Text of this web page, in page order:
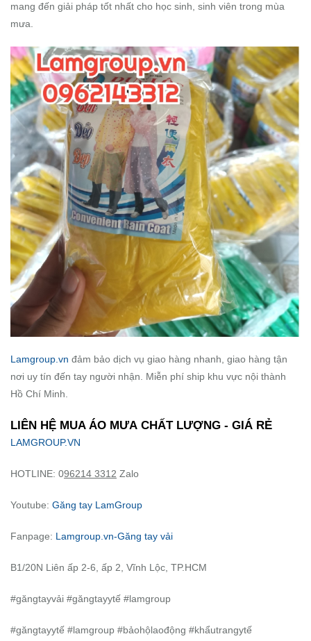
mang đến giải pháp tốt nhất cho học sinh, sinh viên trong mùa
mưa.
Lamgroup.vn đảm bảo dịch vụ giao hàng nhanh, giao hàng tận
nơi uy tín đến tay người nhận. Miễn phí ship khu vực nội thành
Hồ Chí Minh.
LIÊN HỆ MUA ÁO MƯA CHẤT LƯỢNG - GIÁ RẺ
LAMGROUP.VN
HOTLINE: 096214 3312 Zalo
Youtube: Găng tay LamGroup
Fanpage: Lamgroup.vn-Găng tay vải
B1/20N Liên ấp 2-6, ấp 2, Vĩnh Lộc, TP.HCM
#găngtayvải #găngtayytế #lamgroup
#găngtayytế #lamgroup #bảohộlaođộng #khẩutrangytế